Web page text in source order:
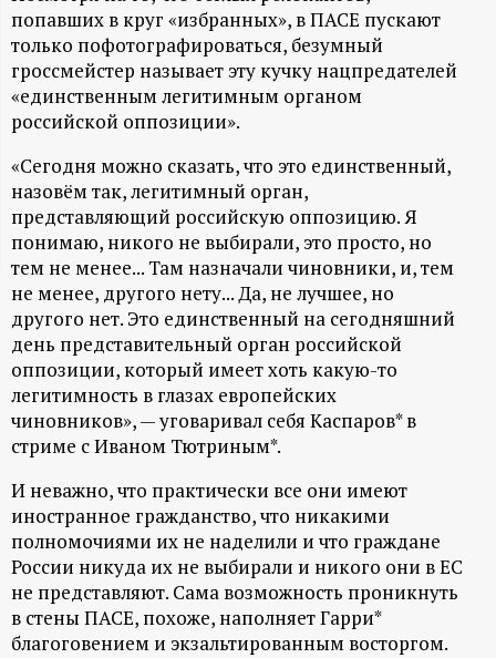
ф
о
р
м
а
ц
и
о
н
н
ы
й
попавших в круг «избранных», в ПАСЕ пускают
только пофотографироваться, безумный
гроссмейстер называет эту кучку нацпредателей
«единственным легитимным органом
российской оппозиции».
«Сегодня можно сказать, что это единственный,
назовём так, легитимный орган,
представляющий российскую оппозицию. Я
понимаю, никого не выбирали, это просто, но
тем не менее... Там назначали чиновники, и, тем
не менее, другого нету... Да, не лучшее, но
другого нет. Это единственный на сегодняшний
день представительный орган российской
оппозиции, который имеет хоть какую-то
легитимность в глазах европейских
чиновников», — уговаривал себя Каспаров* в
стриме с Иваном Тютриным*.
И неважно, что практически все они имеют
иностранное гражданство, что никакими
полномочиями их не наделили и что граждане
России никуда их не выбирали и никого они в ЕС
не представляют. Сама возможность проникнуть
в стены ПАСЕ, похоже, наполняет Гарри*
благоговением и экзальтированным восторгом.